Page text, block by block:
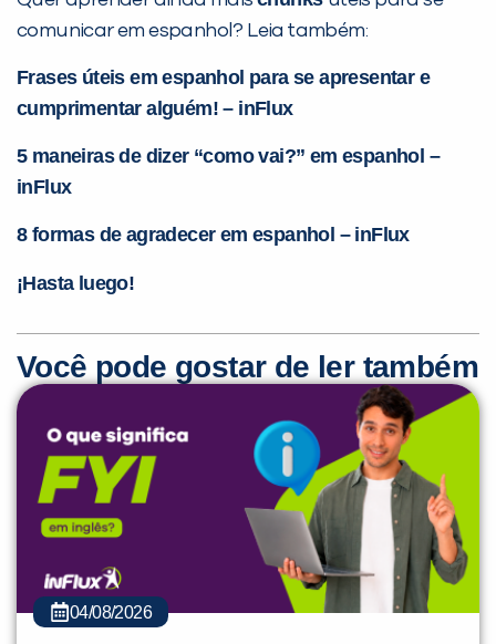
comunicar em espanhol? Leia também:
Frases úteis em espanhol para se apresentar e
cumprimentar alguém! – inFlux
5 maneiras de dizer “como vai?” em espanhol –
inFlux
8 formas de agradecer em espanhol – inFlux
¡Hasta luego!
Você pode gostar de ler também
04/08/2026